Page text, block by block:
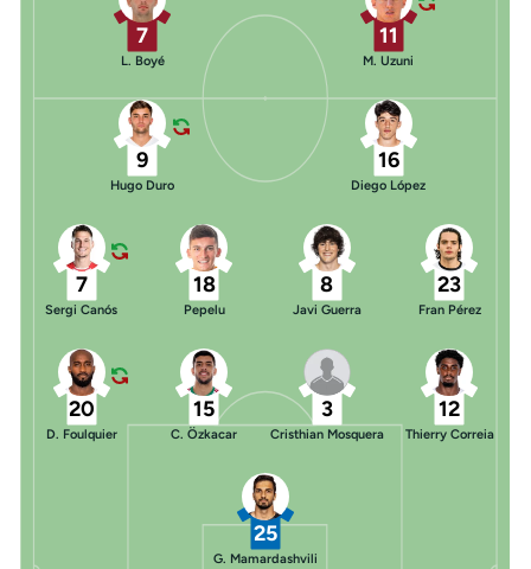
11
M. Uzuni
7
L. Boyé
25
G. Mamardashvili
20
D. Foulquier
15
C. Özkacar
3
Cristhian Mosquera
12
Thierry Correia
7
Sergi Canós
18
Pepelu
8
Javi Guerra
23
Fran Pérez
9
Hugo Duro
16
Diego López